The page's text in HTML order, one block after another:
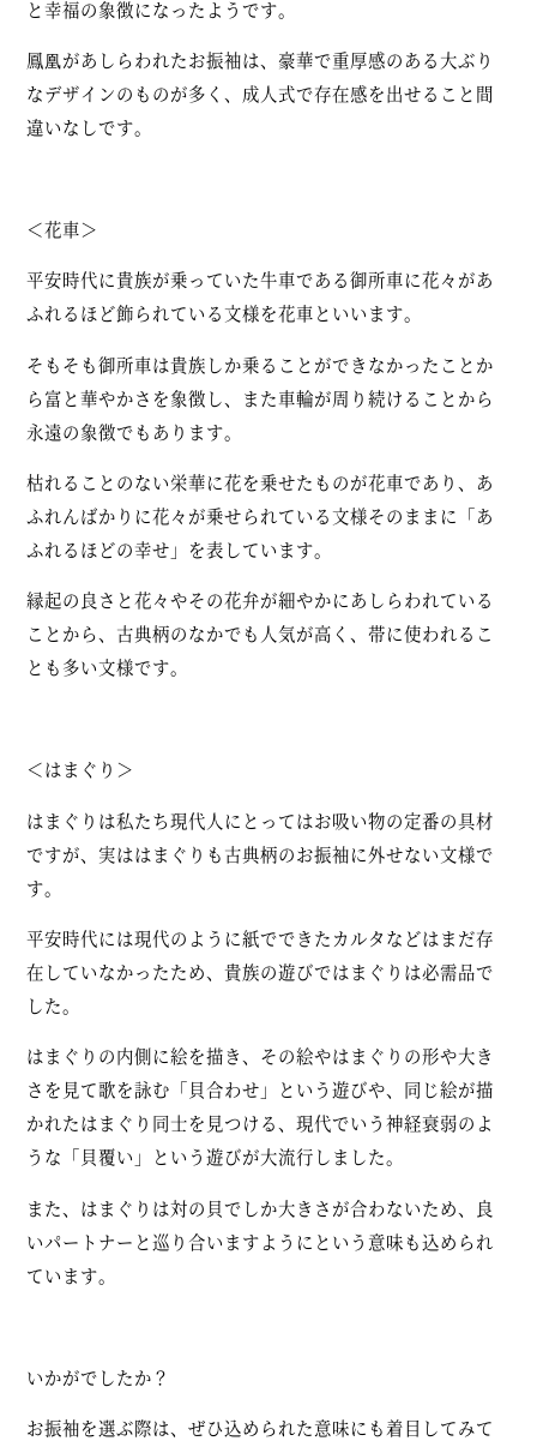
と幸福の象徴になったようです。
鳳凰があしらわれたお振袖は、豪華で重厚感のある大ぶり
なデザインのものが多く、成人式で存在感を出せること間
違いなしです。
＜花車＞
平安時代に貴族が乗っていた牛車である御所車に花々があ
ふれるほど飾られている文様を花車といいます。
そもそも御所車は貴族しか乗ることができなかったことか
ら富と華やかさを象徴し、また車輪が周り続けることから
永遠の象徴でもあります。
枯れることのない栄華に花を乗せたものが花車であり、あ
ふれんばかりに花々が乗せられている文様そのままに「あ
ふれるほどの幸せ」を表しています。
縁起の良さと花々やその花弁が細やかにあしらわれている
ことから、古典柄のなかでも人気が高く、帯に使われるこ
とも多い文様です。
＜はまぐり＞
はまぐりは私たち現代人にとってはお吸い物の定番の具材
ですが、実ははまぐりも古典柄のお振袖に外せない文様で
す。
平安時代には現代のように紙でできたカルタなどはまだ存
在していなかったため、貴族の遊びではまぐりは必需品で
した。
はまぐりの内側に絵を描き、その絵やはまぐりの形や大き
さを見て歌を詠む「貝合わせ」という遊びや、同じ絵が描
かれたはまぐり同士を見つける、現代でいう神経衰弱のよ
うな「貝覆い」という遊びが大流行しました。
また、はまぐりは対の貝でしか大きさが合わないため、良
いパートナーと巡り合いますようにという意味も込められ
ています。
いかがでしたか？
お振袖を選ぶ際は、ぜひ込められた意味にも着目してみて